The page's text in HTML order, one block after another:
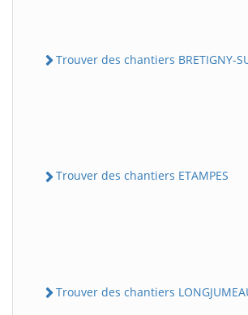
Trouver des chantiers BRETIGNY-
Trouver des chantiers ETAMPES
Trouver des chantiers